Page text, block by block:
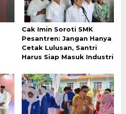
Cak Imin Soroti SMK
Pesantren: Jangan Hanya
Cetak Lulusan, Santri
Harus Siap Masuk Industri